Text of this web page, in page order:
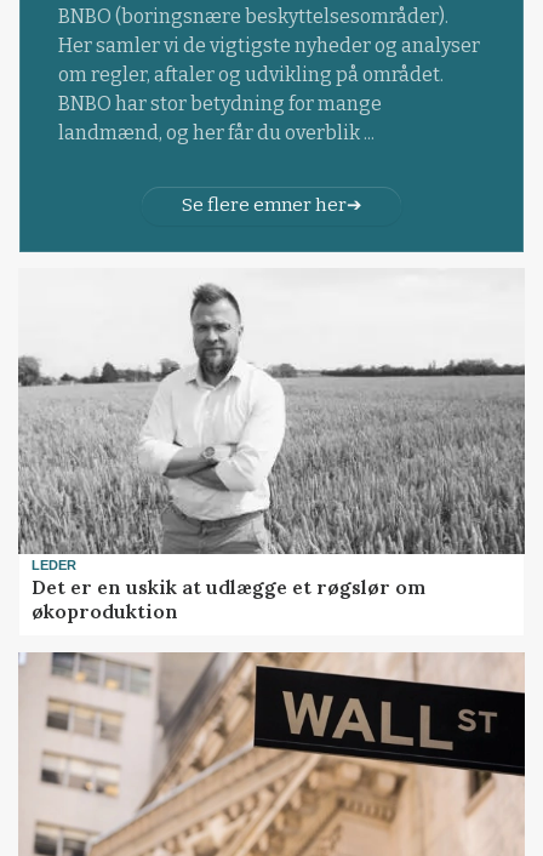
BNBO (boringsnære beskyttelsesområder).
Her samler vi de vigtigste nyheder og analyser
om regler, aftaler og udvikling på området.
BNBO har stor betydning for mange
landmænd, og her får du overblik ...
Se flere emner her
LEDER
Det er en uskik at udlægge et røgslør om
økoproduktion